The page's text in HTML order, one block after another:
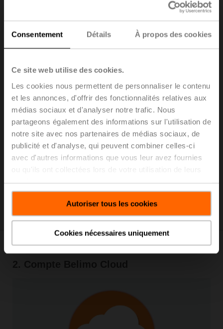
Consentement Détails À propos des cookies
Ce site web utilise des cookies.
Les cookies nous permettent de personnaliser le contenu
et les annonces, d'offrir des fonctionnalités relatives aux
médias sociaux et d'analyser notre trafic. Nous
partageons également des informations sur l'utilisation de
notre site avec nos partenaires de médias sociaux, de
publicité et d'analyse, qui peuvent combiner celles-ci
avec d'autres informations que vous leur avez fournies
Autoriser tous les cookies
Cookies nécessaires uniquement
Étudiez attentivement le manuel de fonctionnement du
compteur d’énergie thermique.
thermique 22PEM-1U.. (pdf - 10,69 Mo)
Thermal energy meter activation